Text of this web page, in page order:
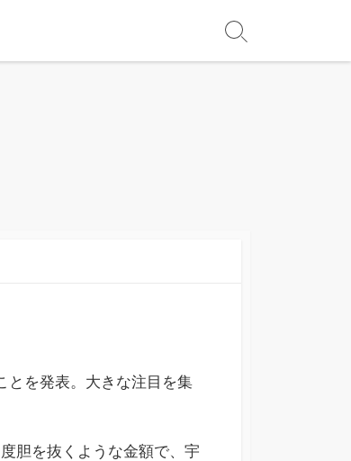
を発表。大きな注目を集
胆を抜くような金額で、宇